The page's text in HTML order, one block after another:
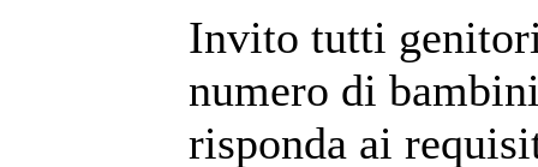
Invito tutti
numero di
risponda ai